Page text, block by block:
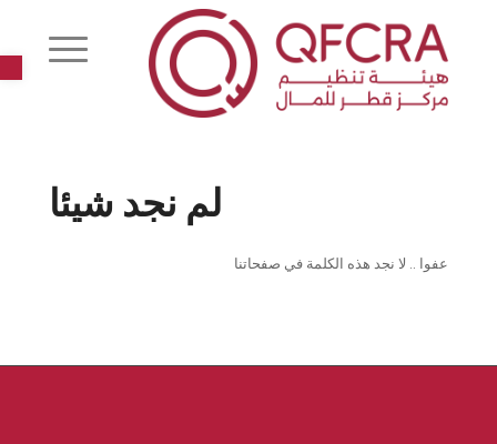
لم نجد شيئا
عفوا .. لا نجد هذه الكلمة في صفحاتنا